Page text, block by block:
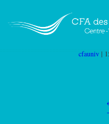
« Mon
cfauniv |